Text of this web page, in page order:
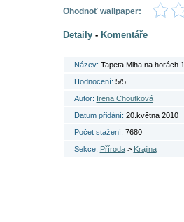
Ohodnoť wallpaper:
Detaily- Komentáře
Název: Tapeta Mlha na horách 1
Hodnocení: 5/5
Autor: Irena Choutková
Datum přidání: 20.května 2010
Počet stažení: 7680
Sekce: Příroda> Krajina